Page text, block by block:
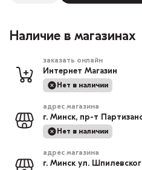
Наличие в магазинах
заказать онлайн
Интернет Магазин
Нет в наличии
адрес магазина
г. Минск, пр-т
Нет в наличии
адрес магазина
г. Минск ул.